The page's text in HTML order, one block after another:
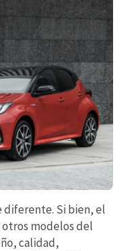
diferente. Si bien, el
otros modelos del
calidad,